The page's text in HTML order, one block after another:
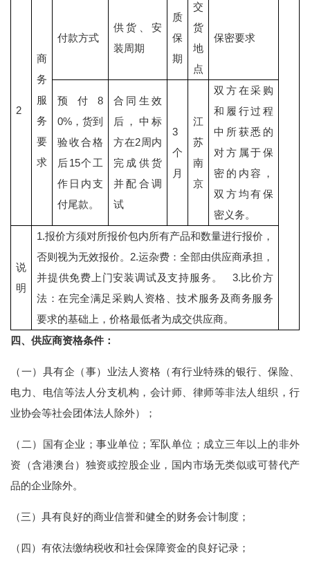
2
商
务
服
务
要
求
付款方式
供货、安
装周期
质
保
期
交
货
地
点
保密要求
预付8
0%，货到
验收合格
后15个工
作日内支
付尾款。
合同生效
后，中标
方在2周内
完成供货
并配合调
试
3
个
月
江
苏
南
京
双方在采购
和履行过程
中所获悉的
对方属于保
密的内容，
双方均有保
密义务。
说
明
1.报价方须对所报价包内所有产品和数量进行报价，
否则视为无效报价。2.运杂费：全部由供应商承担，
并提供免费上门安装调试及支持服务。 3.比价方
法：在完全满足采购人资格、技术服务及商务服务
要求的基础上，价格最低者为成交供应商。
四、供应商资格条件：
（一）具有企（事）业法人资格（有行业特殊的银行、保险、
电力、电信等法人分支机构，会计师、律师等非法人组织，行
业协会等社会团体法人除外）；
（二）国有企业；事业单位；军队单位；成立三年以上的非外
资（含港澳台）独资或控股企业，国内市场无类似或可替代产
品的企业除外。
（三）具有良好的商业信誉和健全的财务会计制度；
（四）有依法缴纳税收和社会保障资金的良好记录；